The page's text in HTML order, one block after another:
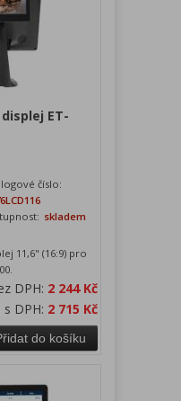
ET-
číslo:
skladem
11,6" (16:9) pro
DPH: 2 244 Kč
s DPH: 2 715 Kč
do košíku